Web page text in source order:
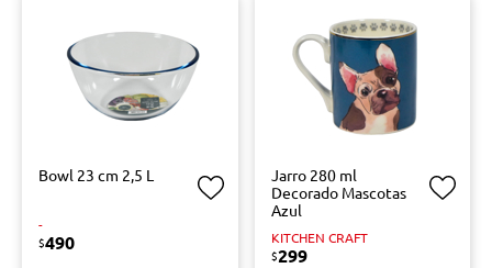
Bowl 23 cm 2,5 L
-
$490
Jarro 280 ml
Decorado Mascotas
Azul
KITCHEN CRAFT
$299